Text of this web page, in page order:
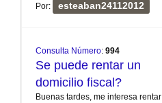
Por:
esteaban24112012
Consulta Número: 994
Se puede rentar un
domicilio fiscal?
Buenas tardes, me interesa rentar